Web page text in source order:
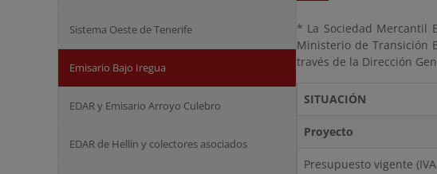
Sistema Oeste de Tenerife
Emisario Bajo Iregua
EDAR y Emisario Arroyo Culebro
EDAR de Hellín y colectores asociados
* La Sociedad Mercantil
Ministerio de Transición
través de la Dirección
SITUACIÓN
Proyecto
Presupuesto vigente